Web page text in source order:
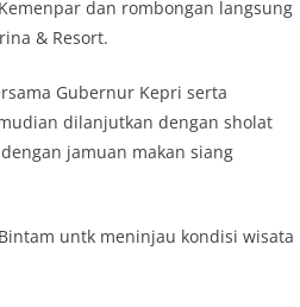
dan rombongan langsung
& Resort.
Gubernur Kepri serta
dilanjutkan dengan sholat
jamuan makan siang
untk meninjau kondisi wisata